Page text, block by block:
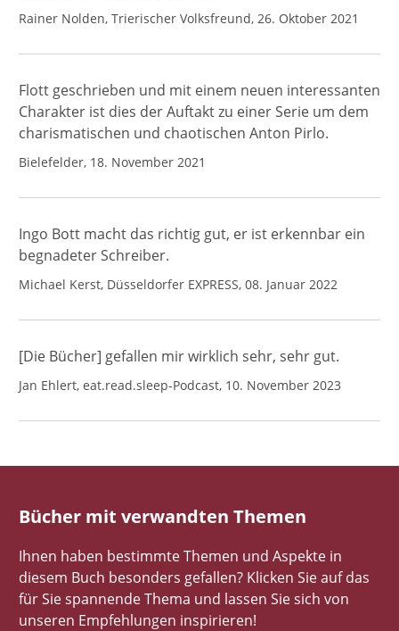
Rainer Nolden, Trierischer Volksfreund, 26. Oktober 2021
Flott geschrieben und mit einem neuen interessanten
Charakter ist dies der Auftakt zu einer Serie um dem
charismatischen und chaotischen Anton Pirlo.
Bielefelder, 18. November 2021
Ingo Bott macht das richtig gut, er ist erkennbar ein
begnadeter Schreiber.
Michael Kerst, Düsseldorfer EXPRESS, 08. Januar 2022
[Die Bücher] gefallen mir wirklich sehr, sehr gut.
Jan Ehlert, eat.read.sleep-Podcast, 10. November 2023
Bücher mit verwandten Themen
Ihnen haben bestimmte Themen und Aspekte in
diesem Buch besonders gefallen? Klicken Sie auf das
für Sie spannende Thema und lassen Sie sich von
unseren Empfehlungen inspirieren!